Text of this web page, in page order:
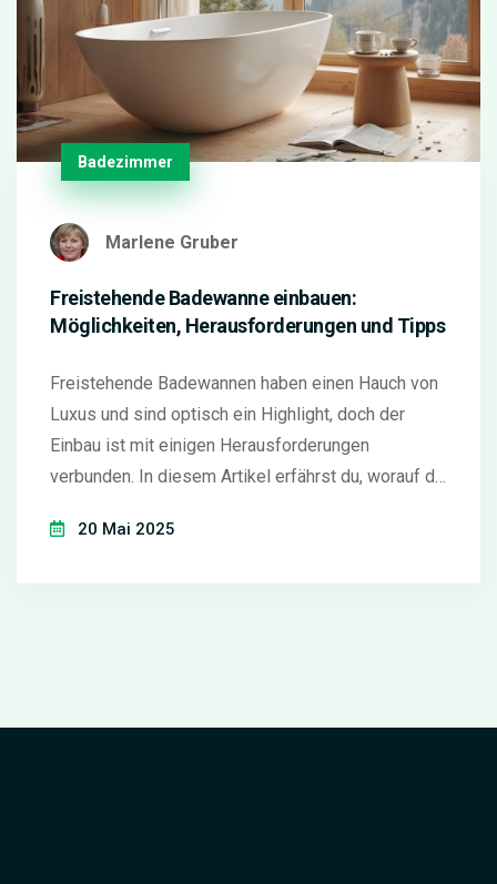
Badezimmer
Marlene Gruber
Freistehende Badewanne einbauen:
Möglichkeiten, Herausforderungen und Tipps
Freistehende Badewannen haben einen Hauch von
Luxus und sind optisch ein Highlight, doch der
Einbau ist mit einigen Herausforderungen
verbunden. In diesem Artikel erfährst du, worauf du
Badewanne in deinem Badezimmer planst. Es geht
Fragen rund um Planung und Umsetzung.
20 Mai 2025